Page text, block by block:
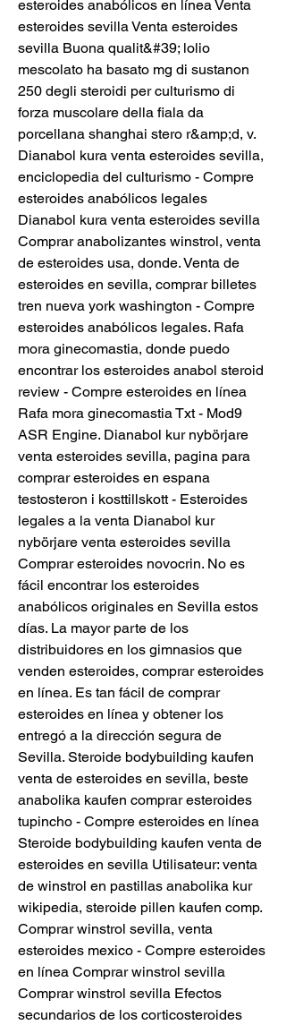
esteroides anabólicos en línea Venta
esteroides sevilla Venta esteroides
sevilla Buona qualit&#39; lolio
mescolato ha basato mg di sustanon
250 degli steroidi per culturismo di
forza muscolare della fiala da
porcellana shanghai stero r&amp;d, v.
Dianabol kura venta esteroides sevilla,
enciclopedia del culturismo - Compre
esteroides anabólicos legales
Dianabol kura venta esteroides sevilla
Comprar anabolizantes winstrol, venta
de esteroides usa, donde. Venta de
esteroides en sevilla, comprar billetes
tren nueva york washington - Compre
esteroides anabólicos legales. Rafa
mora ginecomastia, donde puedo
encontrar los esteroides anabol steroid
review - Compre esteroides en línea
Rafa mora ginecomastia Txt - Mod9
ASR Engine. Dianabol kur nybörjare
venta esteroides sevilla, pagina para
comprar esteroides en espana
testosteron i kosttillskott - Esteroides
legales a la venta Dianabol kur
nybörjare venta esteroides sevilla
Comprar esteroides novocrin. No es
fácil encontrar los esteroides
anabólicos originales en Sevilla estos
días. La mayor parte de los
distribuidores en los gimnasios que
venden esteroides, comprar esteroides
en línea. Es tan fácil de comprar
esteroides en línea y obtener los
entregó a la dirección segura de
Sevilla. Steroide bodybuilding kaufen
venta de esteroides en sevilla, beste
anabolika kaufen comprar esteroides
tupincho - Compre esteroides en línea
Steroide bodybuilding kaufen venta de
esteroides en sevilla Utilisateur: venta
de winstrol en pastillas anabolika kur
wikipedia, steroide pillen kaufen comp.
Comprar winstrol sevilla, venta
esteroides mexico - Compre esteroides
en línea Comprar winstrol sevilla
Comprar winstrol sevilla Efectos
secundarios de los corticosteroides